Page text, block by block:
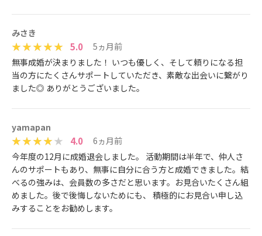
みさき
5.0
5ヵ月前
無事成婚が決まりました！ いつも優しく、そして頼りになる担
当の方にたくさんサポートしていただき、素敵な出会いに繋がり
ました◎ ありがとうございました。
yamapan
4.0
6ヵ月前
今年度の12月に成婚退会しました。 活動期間は半年で、仲人さ
んのサポートもあり、無事に自分に合う方と成婚できました。結
べるの強みは、会員数の多さだと思います。お見合いたくさん組
めました。後で後悔しないためにも、 積極的にお見合い申し込
みすることをお勧めします。